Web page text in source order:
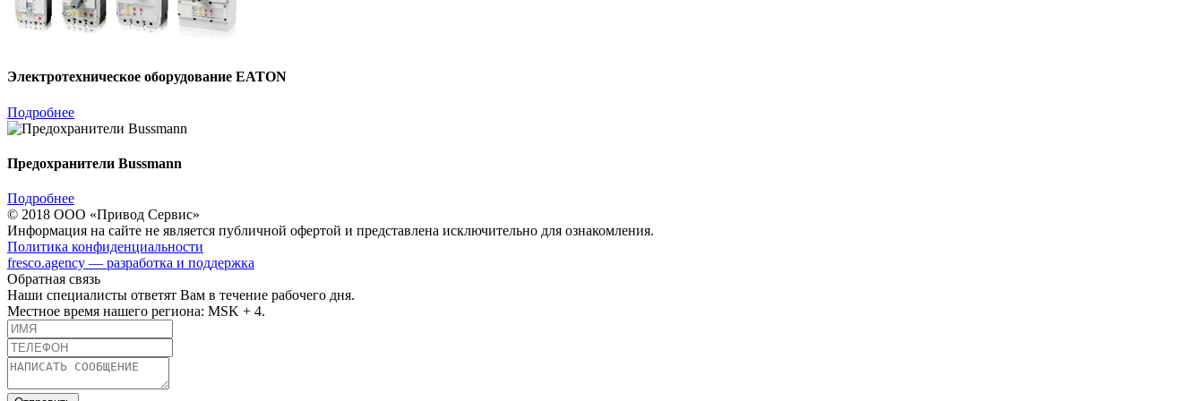
Электротехническое оборудование EATON
Подробнее
Предохранители Bussmann
Подробнее
© 2018 ООО «Привод Сервис»
Информация на сайте не является публичной офертой и представлена исключительно для ознакомления.
Политика конфиденциальности
fresco.agency — разработка и поддержка
Обратная связь
Наши специалисты ответят Вам в течение рабочего дня.
Местное время нашего региона: MSK + 4.